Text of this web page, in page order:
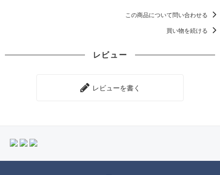
この商品について問い合わせる
買い物を続ける
レビュー
レビューを書く